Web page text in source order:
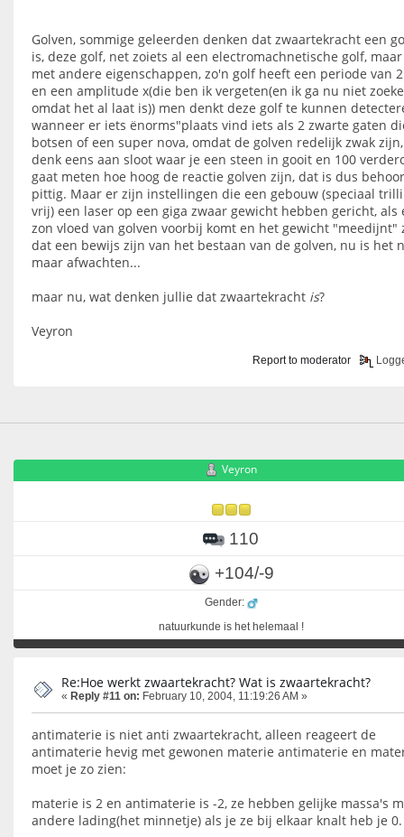
Golven, sommige geleerden denken dat zwaartekracht een
is, deze golf, net zoiets al een electromachnetische golf,
met andere eigenschappen, zo'n golf heeft een periode van
en een amplitude x(die ben ik vergeten(en ik ga nu niet
omdat het al laat is)) men denkt deze golf te kunnen
wanneer er iets ënorms"plaats vind iets als 2 zwarte gaten
botsen of een super nova, omdat de golven redelijk zwak zijn,
denk eens aan sloot waar je een steen in gooit en 100
gaat meten hoe hoog de reactie golven zijn, dat is dus
pittig. Maar er zijn instellingen die een gebouw (speciaal
vrij) een laser op een giga zwaar gewicht hebben gericht, als
zon vloed van golven voorbij komt en het gewicht "meedijnt"
dat een bewijs zijn van het bestaan van de golven, nu is het
maar afwachten...
maar nu, wat denken jullie dat zwaartekracht is?
Veyron
Report to moderator
Veyron
110
+104/-9
Gender:
natuurkunde is het helemaal !
Re:Hoe werkt zwaartekracht? Wat is zwaartekracht?
« Reply #11 on: February 10, 2004, 11:19:26 AM »
antimaterie is niet anti zwaartekracht, alleen reageert de
antimaterie hevig met gewonen materie antimaterie en
moet je zo zien:
materie is 2 en antimaterie is -2, ze hebben gelijke massa's
andere lading(het minnetje) als je ze bij elkaar knalt heb je 0.